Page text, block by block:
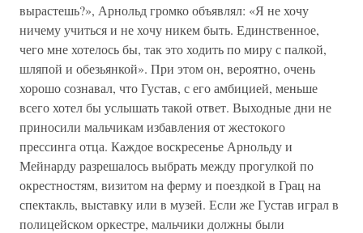
вырастешь?», Арнольд громко объявлял: «Я не хочу
ничему учиться и не хочу никем быть. Единственное,
чего мне хотелось бы, так это ходить по миру с палкой,
шляпой и обезьянкой». При этом он, вероятно, очень
хорошо сознавал, что Густав, с его амбицией, меньше
всего хотел бы услышать такой ответ. Выходные дни не
приносили мальчикам избавления от жестокого
прессинга отца. Каждое воскресенье Арнольду и
Мейнарду разрешалось выбрать между прогулкой по
окрестностям, визитом на ферму и поездкой в Грац на
спектакль, выставку или в музей. Если же Густав играл в
полицейском оркестре, мальчики должны были